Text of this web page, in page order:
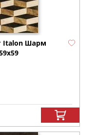
Italon Шарм